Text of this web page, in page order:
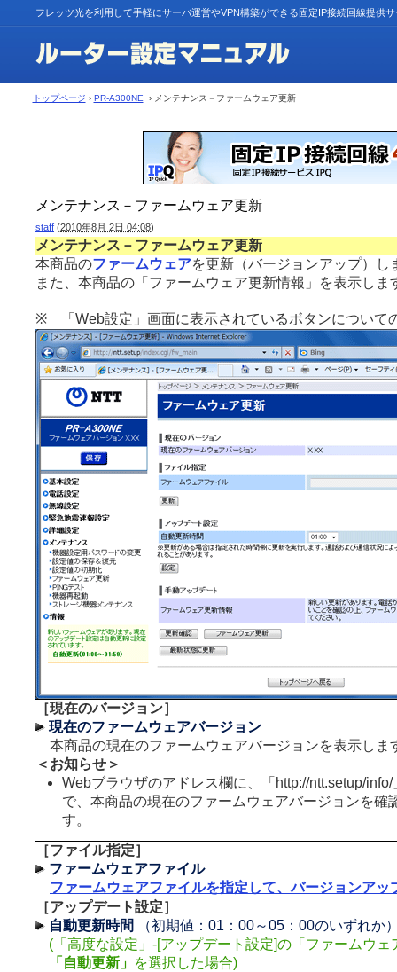
フレッツ光を利用して手軽にサーバ運営やVPN構築ができる固定IP接続回線提供
トップページ › PR-A300NE › メンテナンス－ファームウェア更新
メンテナンス－ファームウェア更新
staff (2010年8月 2日 04:08)
メンテナンス－ファームウェア更新
本商品のファームウェアを更新（バージョンアップ）し
また、本商品の「ファームウェア更新情報」を表示しま
※ 「Web設定」画面に表示されているボタンについて
［現在のバージョン］
現在のファームウェアバージョン
本商品の現在のファームウェアバージョンを表示しま
＜お知らせ＞
Webブラウザのアドレス欄に、「http://ntt.setup/
で、本商品の現在のファームウェアバージョンを確
す。
［ファイル指定］
ファームウェアファイル
ファームウェアファイルを指定して、バージョンアッ
［アップデート設定］
自動更新時間
（初期値：01：00～05：00のいずれか
(「高度な設定」-[アップデート設定]の「ファームウェ
「自動更新」 を選択した場合)